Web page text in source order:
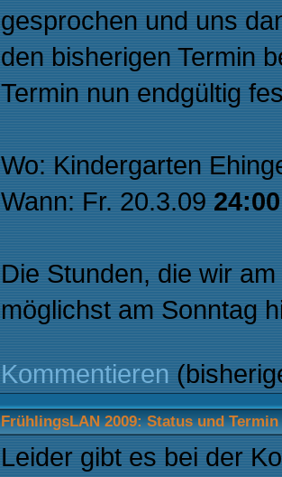
gesprochen und uns
den bisherigen Termin
Termin nun endgültig
Wo: Kindergarten
Wann: Fr. 20.3.09
Die Stunden, die wir
möglichst am Sonntag
Kommentieren
FrühlingsLAN 2009: Status und Termin
Leider gibt es bei der